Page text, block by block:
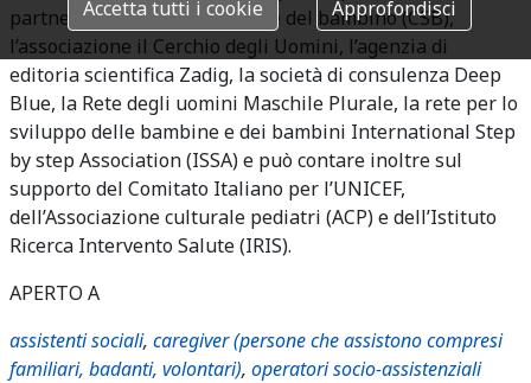
partner: il Centro per la salute del bambino (CSB),
l’associazione il Cerchio degli Uomini, l’agenzia di
editoria scientifica Zadig, la società di consulenza Deep
Blue, la Rete degli uomini Maschile Plurale, la rete per lo
sviluppo delle bambine e dei bambini International Step
by step Association (ISSA) e può contare inoltre sul
supporto del Comitato Italiano per l’UNICEF,
dell’Associazione culturale pediatri (ACP) e dell’Istituto
Ricerca Intervento Salute (IRIS).
APERTO A
assistenti sociali, caregiver (persone che assistono compresi
familiari, badanti, volontari), operatori socio-assistenziali
Accetta tutti i cookie Approfondisci